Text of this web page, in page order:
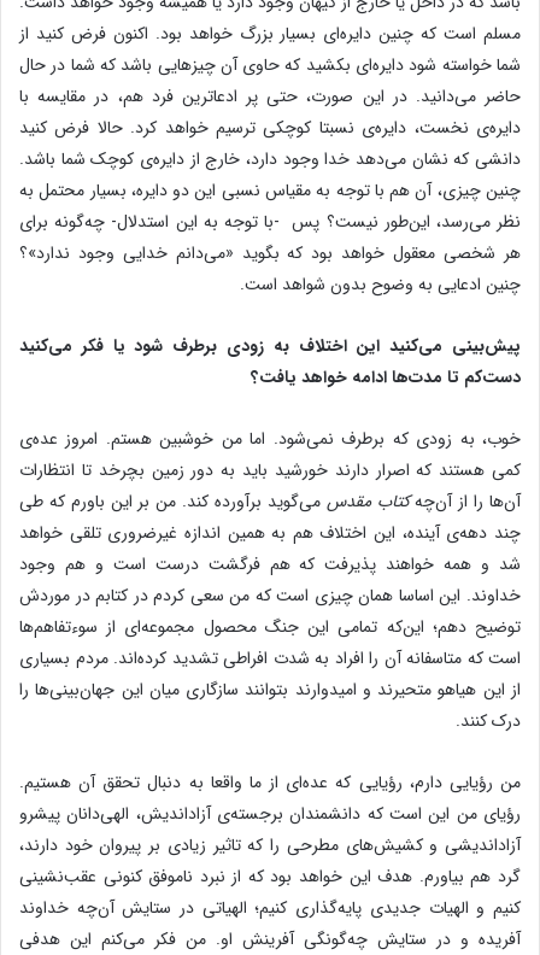
مسلم است که چنین دایره‌ای بسیار بزرگ خواهد بود. اکنون فرض کنید از
شما خواسته شود دایره‌ای بکشید که حاوی آن چیزهایی باشد که شما در حال
حاضر می‌دانید. در این صورت، حتی پر ادعاترین فرد هم، در مقایسه با
دایره‌ی نخست، دایره‌ی نسبتا کوچکی ترسیم خواهد کرد. حالا فرض کنید
دانشی که نشان می‌دهد خدا وجود دارد، خارج از دایره‌ی کوچک شما باشد.
چنین چیزی، آن هم با توجه به مقیاس نسبی این دو دایره، بسیار محتمل به
نظر می‌رسد، این‌طور نیست؟ پس -با توجه به این استدلال- چه‌گونه برای
هر شخصی معقول خواهد بود که بگوید «می‌دانم خدایی وجود ندارد»؟
چنین ادعایی به وضوح بدون شواهد است.
پیش‌بینی می‌کنید این اختلاف به زودی برطرف شود یا فکر می‌کنید
دست‌کم تا مدت‌ها ادامه خواهد یافت؟
خوب، به زودی که برطرف نمی‌شود. اما من خوشبین هستم. امروز عده‌ی
کمی هستند که اصرار دارند خورشید باید به دور زمین بچرخد تا انتظارات
آن‌ها را از آن‌چهکتاب مقدس می‌گوید برآورده کند. من بر این باورم که طی
چند دهه‌ی آینده، این اختلاف هم به همین اندازه غیرضروری تلقی خواهد
شد و همه خواهند پذیرفت که هم فرگشت درست است و هم وجود
خداوند. این اساسا همان چیزی است که من سعی کردم در کتابم در موردش
توضیح دهم؛ این‌که تمامی این جنگ محصول مجموعه‌ای از سوء‌تفاهم‌ها
است که متاسفانه آن را افراد به شدت افراطی تشدید کرده‌اند. مردم بسیاری
از این هیاهو متحیرند و امیدوارند بتوانند سازگاری میان این جهان‌بینی‌ها را
درک کنند.
من رؤیایی دارم، رؤیایی که عده‌ای از ما واقعا به دنبال تحقق آن هستیم.
رؤیای من این است که دانشمندان برجسته‌ی آزاد‌اندیش، الهی‌دانان پیشرو
آزاد‌اندیشی و کشیش‌های مطرحی را که تاثیر زیادی بر پیروان خود دارند،
گرد هم بیاورم. هدف این خواهد بود که از نبرد ناموفق کنونی عقب‌نشینی
کنیم و الهیات جدیدی پایه‌گذاری کنیم؛ الهیاتی در ستایش آن‌چه خداوند
آفریده و در ستایش چه‌گونگی آفرینش او. من فکر می‌کنم این هدفی